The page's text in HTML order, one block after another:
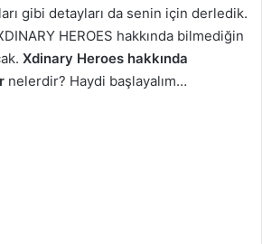
gibi detayları da senin için derledik.
HEROES hakkında bilmediğin
Xdinary Heroes hakkında
nelerdir? Haydi başlayalım…